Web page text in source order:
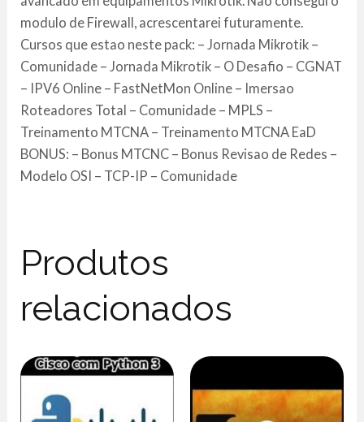
modulo de Firewall, acrescentarei futuramente.
Cursos que estao neste pack: – Jornada Mikrotik –
Comunidade – Jornada Mikrotik – O Desafio – CGNAT
– IPV6 Online – FastNetMon Online – Imersao
Roteadores Total – Comunidade – MPLS –
Treinamento MTCNA – Treinamento MTCNA EaD
BONUS: – Bonus MTCNC – Bonus Revisao de Redes –
Modelo OSI – TCP-IP – Comunidade
Produtos
relacionados